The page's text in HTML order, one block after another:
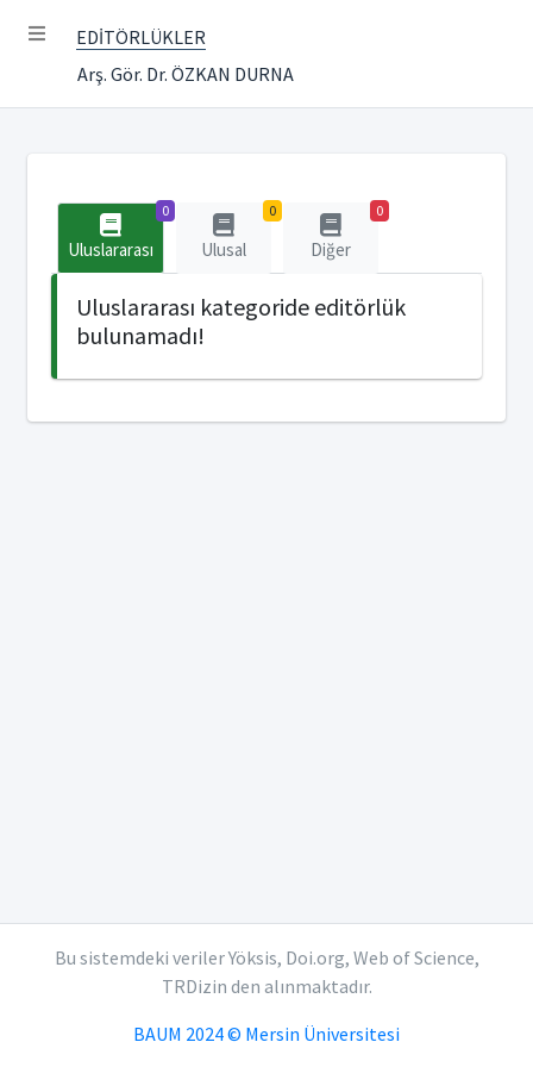
EDİTÖRLÜKLER
Arş. Gör. Dr. ÖZKAN DURNA
0
Uluslararası
0
Ulusal
0
Diğer
Uluslararası kategoride editörlük
bulunamadı!
Bu sistemdeki veriler Yöksis, Doi.org, Web of Science,
TRDizin den alınmaktadır.
BAUM 2024 © Mersin Üniversitesi